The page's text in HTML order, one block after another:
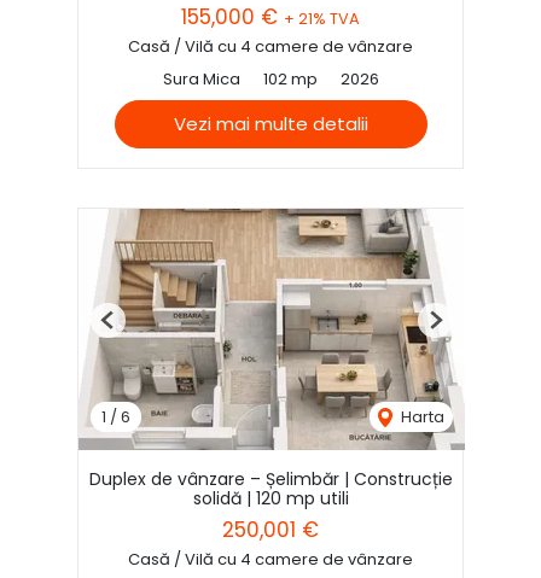
155,000 € + 21% TVA
Casă / Vilă cu 4 camere de vânzare
Sura Mica
102 mp 2026
Vezi mai multe detalii
1 /6 Harta
Previous Next
Duplex de vânzare – Șelimbăr | Construcție
solidă | 120 mp utili
250,001 €
Casă / Vilă cu 4 camere de vânzare